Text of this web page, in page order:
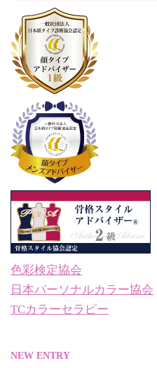
色彩検定協会
日本パーソナルカラー協会
TCカラーセラピー
NEW ENTRY